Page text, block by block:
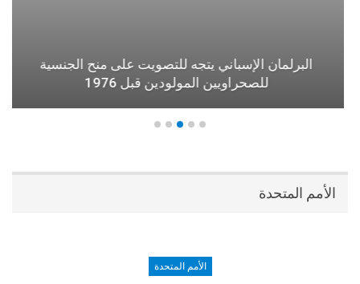
البرلمان الإسباني يتجه للتصويت على منح الجنسية
للصحراويين المولودين قبل 1976
الأمم المتحدة
الأمم المتحدة